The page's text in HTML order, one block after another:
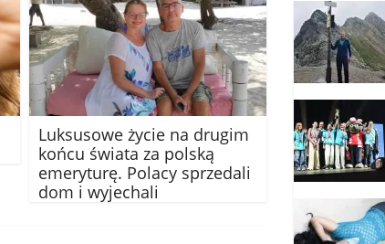
Luksusowe życie na drugim
końcu świata za polską
emeryturę. Polacy sprzedali
dom i wyjechali